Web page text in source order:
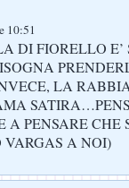
10:51
DI FIORELLO
LA
A PENSARE CHE
A NOI)